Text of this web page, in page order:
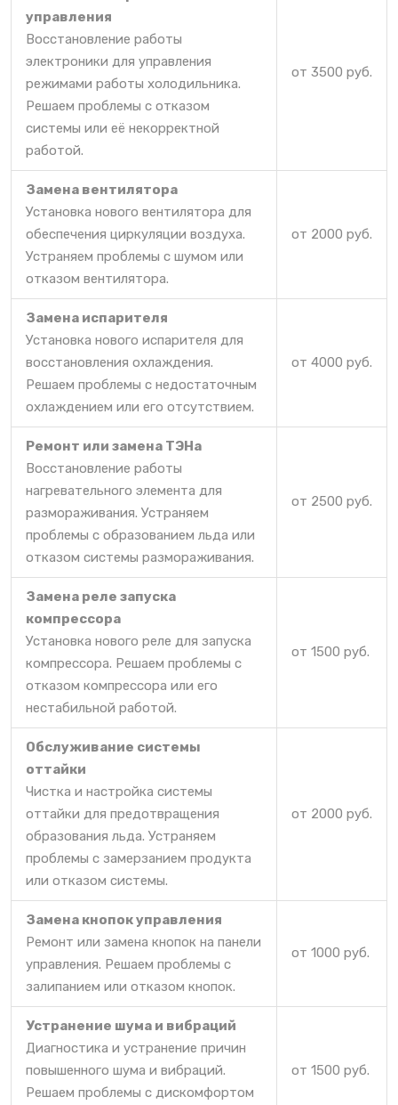
управления
Восстановление работы
электроники для управления
режимами работы холодильника.
Решаем проблемы с отказом
системы или её некорректной
работой.
от 3500 руб.
Замена вентилятора
Установка нового вентилятора для
обеспечения циркуляции воздуха.
Устраняем проблемы с шумом или
отказом вентилятора.
от 2000 руб.
Замена испарителя
Установка нового испарителя для
восстановления охлаждения.
Решаем проблемы с недостаточным
охлаждением или его отсутствием.
от 4000 руб.
Ремонт или замена ТЭНа
Восстановление работы
нагревательного элемента для
размораживания. Устраняем
проблемы с образованием льда или
отказом системы размораживания.
от 2500 руб.
Замена реле запуска
компрессора
Установка нового реле для запуска
компрессора. Решаем проблемы с
отказом компрессора или его
нестабильной работой.
от 1500 руб.
Обслуживание системы
оттайки
Чистка и настройка системы
оттайки для предотвращения
образования льда. Устраняем
проблемы с замерзанием продукта
или отказом системы.
от 2000 руб.
Замена кнопок управления
Ремонт или замена кнопок на панели
управления. Решаем проблемы с
залипанием или отказом кнопок.
от 1000 руб.
Устранение шума и вибраций
Диагностика и устранение причин
повышенного шума и вибраций.
Решаем проблемы с дискомфортом
от 1500 руб.